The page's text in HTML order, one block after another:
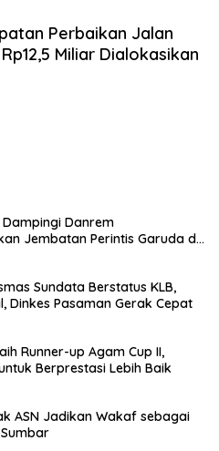
Perbaikan Jalan
Miliar Dialokasikan
Dampingi Danrem
Jembatan Perintis Garuda di
Sundata Berstatus KLB,
Dinkes Pasaman Gerak Cepat
Runner-up Agam Cup II,
Berprestasi Lebih Baik
ASN Jadikan Wakaf sebagai